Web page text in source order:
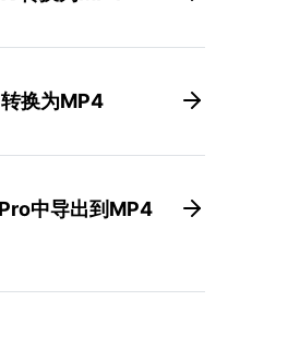
换为MP4
中导出到MP4